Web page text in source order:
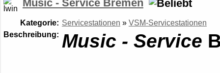
Music - Service Bremen
Kategorie: Servicestationen » VSM-Servicestationen
Beschreibung: Music - Service